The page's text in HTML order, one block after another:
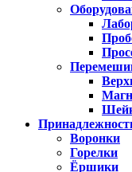
Воронки
Горелки
Ёршики